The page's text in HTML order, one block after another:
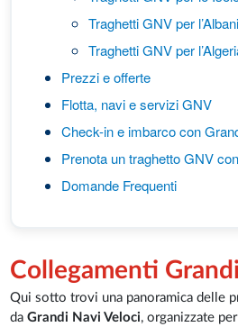
Traghetti GNV per
Traghetti GNV per
Prezzi e offerte
Flotta, navi e servizi GNV
Check-in e imbarco con
Prenota un traghetto GNV
Domande Frequenti
Collegamenti
Qui sotto trovi una panoramica delle
daGrandi Navi Veloci, organizzate